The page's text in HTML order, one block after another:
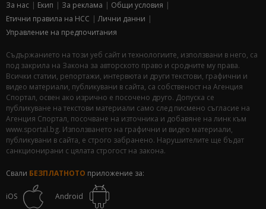
За нас Екип За рекламa
Общи условия
Етични правила на НСС
Лични данни
Управление на предпочитания
Съдържанието на този уеб сайт и технологиите, използвани в него, са
под закрила на Закона за авторското право и сродните му права.
Всички статии, репортажи, интервюта и други текстови, графични и
видео материали, публикувани в сайта, са собственост на Агенция
Спортал, освен ако изрично е посочено друго. Допуска се
публикуване на текстови материали само след писмено съгласие на
Агенция Спортал, посочване на източника и добавяне на линк към
www.sportal.bg. Използването на графични и видео материали,
публикувани в сайта, е строго забранено. Нарушителите ще бъдат
санкционирани с цялата строгост на закона.
Свали БЕЗПЛАТНОТО приложение за:
iOS Android